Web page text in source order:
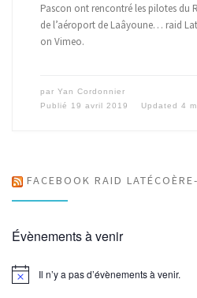
Pascon ont rencontré les pilotes du
de l’aéroport de Laâyoune… raid
on Vimeo.
par Yan Cordonnier
Publié 19 avril 2019 Updated 4
FACEBOOK RAID
Évènements à venir
N
Il n’y a pas d’évènements à venir.